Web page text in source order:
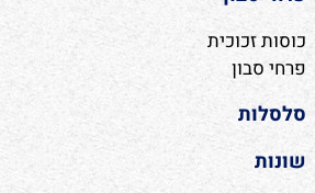
כוסות זכוכית
פרחי סבון
סלסלות
שונות